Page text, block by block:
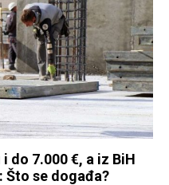
do 7.000 €, a iz BiH
Što se događa?